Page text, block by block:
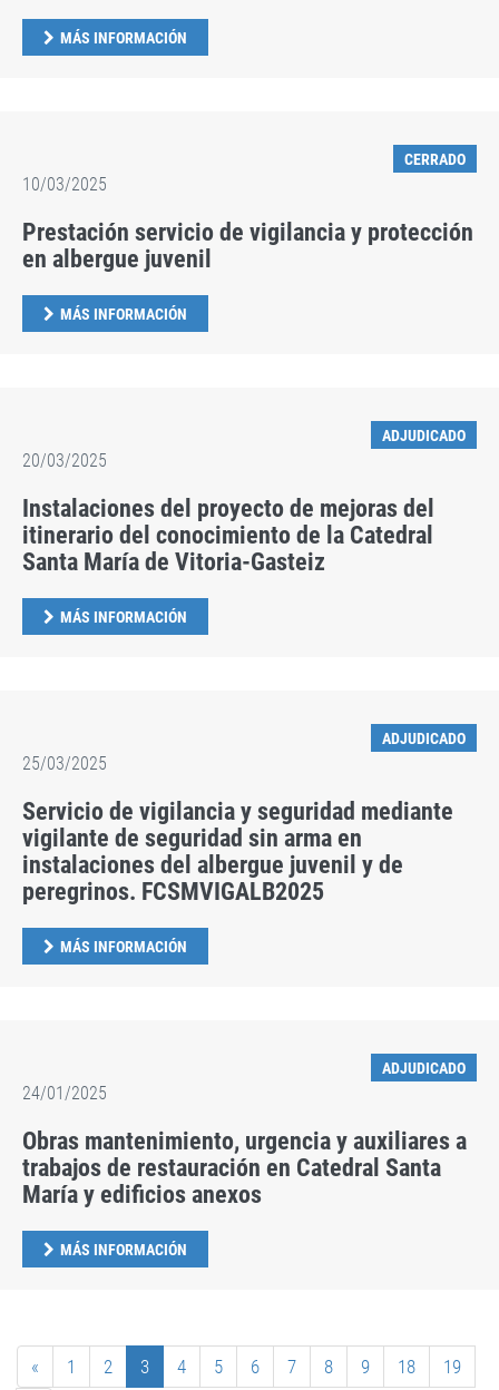
MÁS INFORMACIÓN
CERRADO
10/03/2025
Prestación servicio de vigilancia y protección
en albergue juvenil
MÁS INFORMACIÓN
ADJUDICADO
20/03/2025
Instalaciones del proyecto de mejoras del
itinerario del conocimiento de la Catedral
Santa María de Vitoria-Gasteiz
MÁS INFORMACIÓN
ADJUDICADO
25/03/2025
Servicio de vigilancia y seguridad mediante
vigilante de seguridad sin arma en
instalaciones del albergue juvenil y de
peregrinos. FCSMVIGALB2025
MÁS INFORMACIÓN
ADJUDICADO
24/01/2025
Obras mantenimiento, urgencia y auxiliares a
trabajos de restauración en Catedral Santa
María y edificios anexos
MÁS INFORMACIÓN
« 1 2 3 4 5 6 7 8 9 18
19